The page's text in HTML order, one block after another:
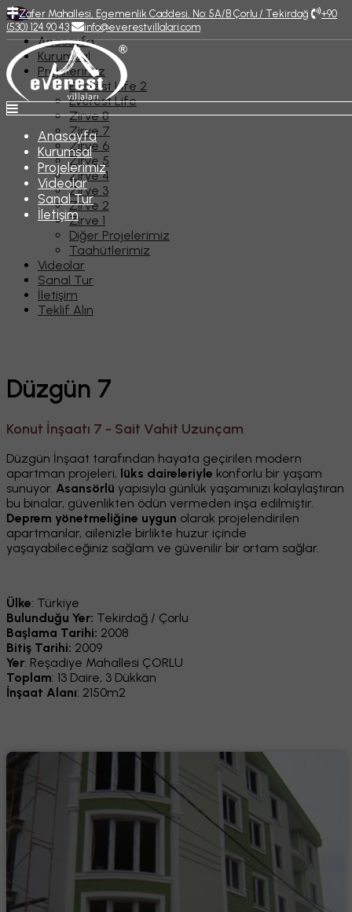
Top
Anasayfa
Kurumsal
Projelerimiz
Everest Life 2
Everest Life
Zirve 8
Zirve 7
Zirve 6
Zirve 5
Zirve 4
Zirve 3
Zirve 2
Zirve 1
Diğer Projelerimiz
Taahütlerimiz
Videolar
Sanal Tur
İletişim
Teklif Alın
Zafer Mahallesi, Egemenlik Caddesi, No: 5A/B Çorlu / Tekirdağ
+90
(530) 124 90 43
info@everestvillalari.com
Anasayfa
Kurumsal
Projelerimiz
Videolar
Sanal Tur
İletişim
Düzgün 7
Konut İnşaatı 7 - Sait Vahit Uzunçam
Düzgün İnşaat tarafından hayata geçirilen modern
apartman projeleri, lüks daireleriyle konforlu bir yaşam
sunuyor. Asansörlü yapısıyla günlük yaşamınızı kolaylaştıran
bu binalar, güvenlikten ödün vermeden inşa edilmiştir.
Deprem yönetmeliğine uygun olarak projelendirilen
apartmanlar, ailenizle birlikte huzur içinde
yaşayabileceğiniz sağlam ve güvenilir bir ortam sağlar.
Ülke: Türkiye
Bulunduğu Yer: Tekirdağ / Çorlu
Başlama Tarihi: 2008
Bitiş Tarihi: 2009
Yer: Reşadiye Mahallesi ÇORLU
Toplam: 13 Daire, 3 Dükkan
İnşaat Alanı: 2150m2